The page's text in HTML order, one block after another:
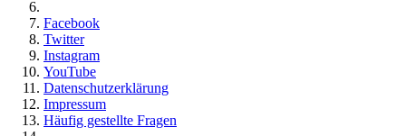
Facebook
Twitter
Instagram
YouTube
Datenschutzerklärung
Impressum
Häufig gestellte Fragen